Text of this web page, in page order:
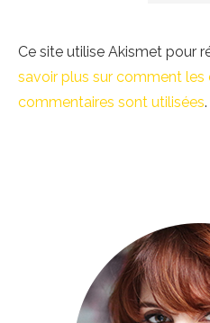
Ce site utilise Akismet pour
savoir plus sur comment les
commentaires sont utilisées.